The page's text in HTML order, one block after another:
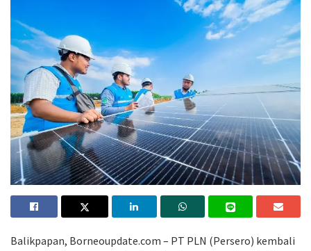
Balikpapan, Borneoupdate.com – PT PLN (Persero) kembali